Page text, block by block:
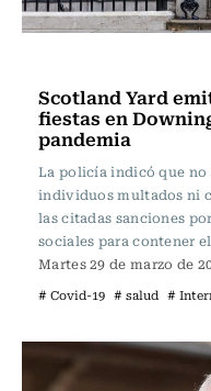
Scotland Yard
fiestas en
pandemia
La policía indicó que
individuos multados ni
las citadas sanciones
sociales para contener
Martes 29 de marzo de
# Covid-19 # salud #